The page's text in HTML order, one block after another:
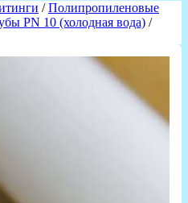
/Полипропиленовые
PN 10 (холодная вода) /